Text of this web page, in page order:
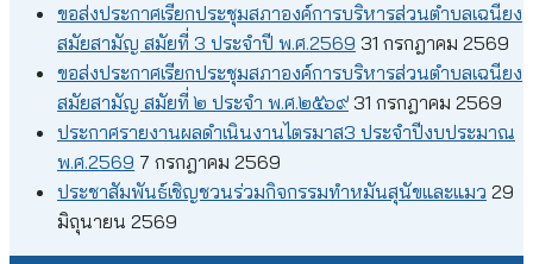
ขอส่งประกาศเรียกประชุมสภาองค์การบริหารส่วนตำบลเฉนียง
สมัยสามัญ สมัยที่ 3 ประจำปี พ.ศ.2569 31 กรกฎาคม 2569
ขอส่งประกาศเรียกประชุมสภาองค์การบริหารส่วนตำบลเฉนียง
สมัยสามัญ สมัยที่ ๒ ประจำ พ.ศ.๒๕๖๙ 31 กรกฎาคม 2569
ประกาศรายงานผลดำเนินงานไตรมาส3 ประจำปีงบประมาณ
พ.ศ.2569 7 กรกฎาคม 2569
ประชาสัมพันธ์เชิญชวนร่วมกิจกรรมทำหมันสุนัขและแมว 29
มิถุนายน 2569